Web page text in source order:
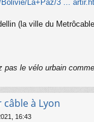
La+Paz/3 ...
(la ville du
pas le vélo urbain
à Lyon
16:43